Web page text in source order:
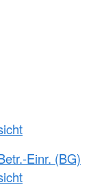
Einr. (BG)